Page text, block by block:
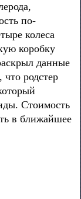
по-
колеса
коробку
данные
родстер
Стоимость
в ближайшее